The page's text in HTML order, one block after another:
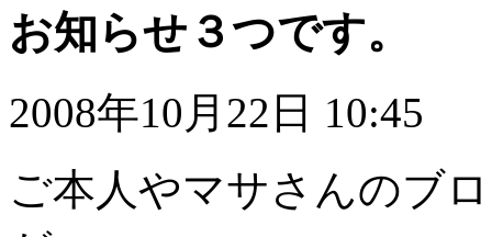
お知らせ３つです。
2008年10月22日 10:45
ご本人やマサさんのブ